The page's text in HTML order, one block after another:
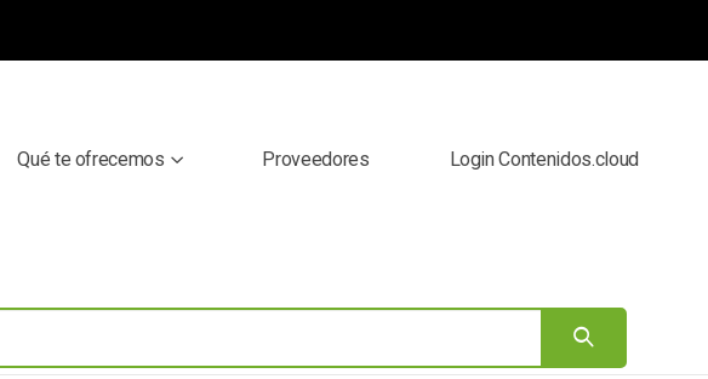
Qué te ofrecemos Proveedores Login Contenidos.cloud